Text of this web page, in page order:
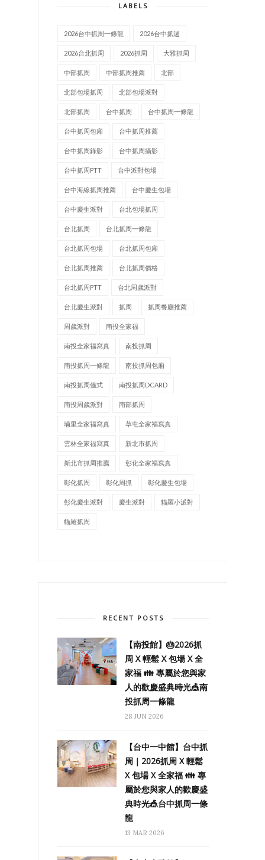
LABELS
2026台中抓周一條龍 2026台中抓週
2026台北抓周 2026抓周 大雅抓周
中部抓周 中部抓周推薦 北部
北部包場抓周 北部包場派對
北部抓周 台中抓周 台中抓周一條龍
台中抓周包廂 台中抓周推薦
台中抓周錄影 台中抓周攝影
台中抓周PTT 台中派對包場
台中海線抓周推薦 台中慶生包場
台中慶生派對 台北包場抓周
台北抓周 台北抓周一條龍
台北抓周包場 台北抓周包廂
台北抓周推薦 台北抓周價格
台北抓周PTT 台北周歲派對
台北慶生派對 抓周 抓周餐廳推薦
周歲派對 南投全家福
南投全家福寫真 南投抓周
南投抓周一條龍 南投抓周包廂
南投抓周儀式 南投抓周DCARD
南投周歲派對 南部抓周
埔里全家福寫真 草屯全家福寫真
雲林全家福寫真 新北市抓周
新北市抓周推薦 彰化全家福寫真
彰化抓周 彰化周抓 彰化慶生包場
彰化慶生派對 慶生派對 貓羅小派對
貓羅抓周
RECENT POSTS
【南投館】🎂2026抓
周 X 輕鬆 X 包場 X 全
家福 👪 專屬於您與家
人的歡慶盛典時光🎪南
投抓周一條龍
28 JUN 2026
【台中一中館】台中抓
周｜2026抓周 X 輕鬆
X 包場 X 全家福 👪 專
屬於您與家人的歡慶盛
典時光🎪台中抓周一條
龍
13 MAR 2026